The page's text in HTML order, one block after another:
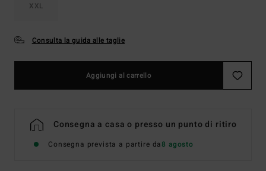
XXL
Consulta la guida alle taglie
Aggiungi al carrello
Consegna a casa o presso un punto di ritiro
Consegna prevista a partire da8 agosto